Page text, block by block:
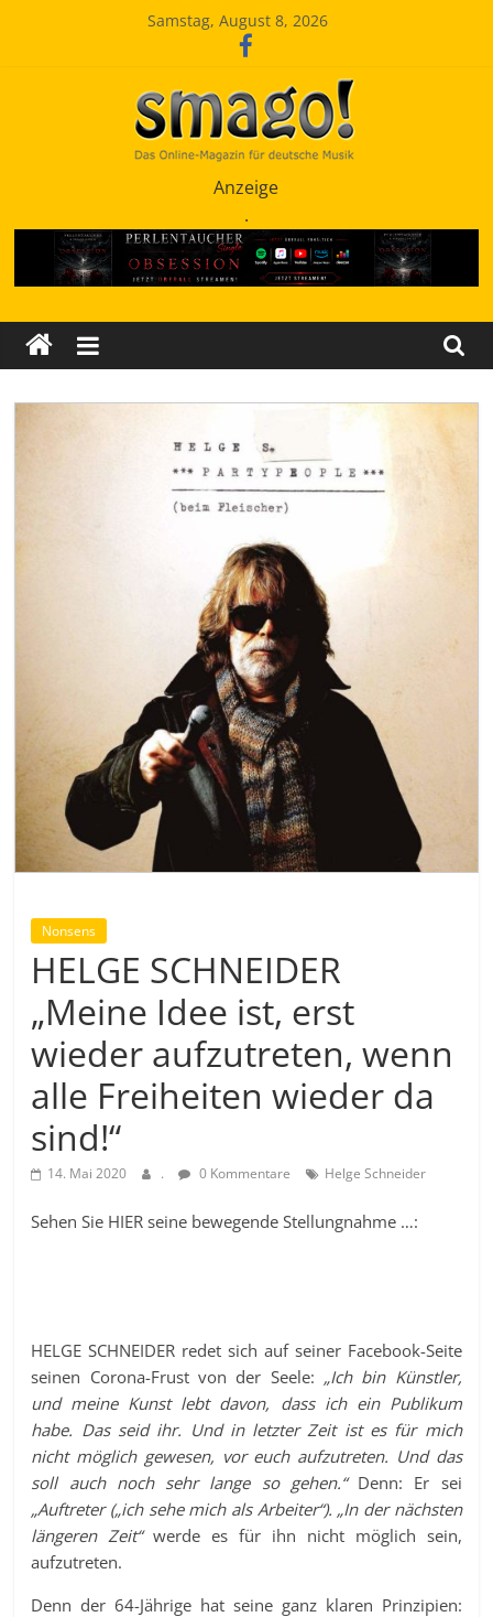
Samstag, August 8, 2026
SchlagerMAGazinOnline
Anzeige
.
Nonsens
HELGE SCHNEIDER
„Meine Idee ist, erst
wieder aufzutreten, wenn
alle Freiheiten wieder da
sind!“
14. Mai 2020 . 0 Kommentare Helge Schneider
Sehen Sie HIER seine bewegende Stellungnahme …:
HELGE SCHNEIDER redet sich auf seiner Facebook-Seite
seinen Corona-Frust von der Seele: „Ich bin Künstler,
und meine Kunst lebt davon, dass ich ein Publikum
habe. Das seid ihr. Und in letzter Zeit ist es für mich
nicht möglich gewesen, vor euch aufzutreten. Und das
soll auch noch sehr lange so gehen.“Denn: Er sei
„Auftreter („ich sehe mich als Arbeiter“). „In der nächsten
längeren Zeit“werde es für ihn nicht möglich sein,
aufzutreten.
Denn der 64-Jährige hat seine ganz klaren Prinzipien: